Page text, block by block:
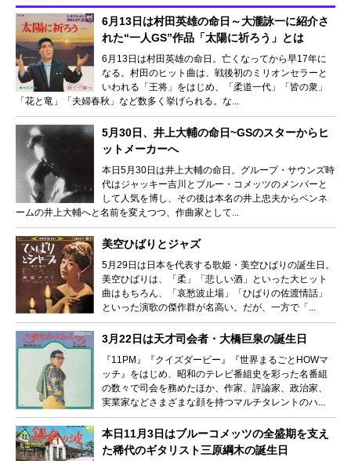
6月13日は村田英雄の命日～大瀧詠一に紹介さ
れた“一人GS”作品「太陽に祈ろう」とは
6月13日は村田英雄の命日。亡くなってから早17年に
なる。村田のヒット曲は、戦後初のミリオンセラーと
いわれる「王将」をはじめ、「柔道一代」「皆の衆」
「花と竜」「夫婦春秋」など数多く挙げられる。な...
5月30日、井上大輔の命日~GSのスターからヒ
ットメーカーへ
本日5月30日は井上大輔の命日。グループ・サウンズ時
代はジャッキー吉川とブルー・コメッツのメンバーと
して人気を博し、その後は本名の井上忠夫からペンネ
ームの井上大輔へと名前を変えつつ、作曲家として...
美空ひばりとジャズ
5月29日は日本を代表する歌姫・美空ひばりの誕生日。
美空ひばりは、「柔」「悲しい酒」といった大ヒット
曲はもちろん、「哀愁波止場」「ひばりの佐渡情話」
といった演歌の傑作群が名高い。だが、一方で「...
3月22日は天才司会者・大橋巨泉の誕生日
『11PM』『クイズダービー』『世界まるごとHOWマ
ッチ』をはじめ、昭和のテレビ番組史を彩った名番組
の数々で司会を務めたほか、作家、評論家、政治家、
実業家などさまざまな顔を持つマルチタレントのハ...
本日11月3日はブルーコメッツの全盛期を支え
た稀代のギタリスト三原綱木の誕生日